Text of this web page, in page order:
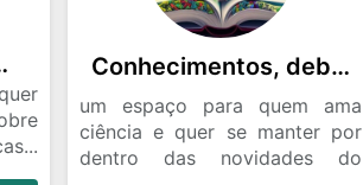
cientificas Conhecimentos, debates, entretenimento, varios temas, 🏛️⚛️📚🧠🌍🛐
um espaço para quem ama
ciência e quer se manter por
dentro das novidades do